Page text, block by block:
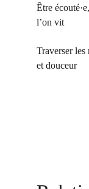
Être
l’on vit
Traverser
et douceur